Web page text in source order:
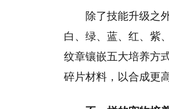
除了技能升级之
白、绿、蓝、红、紫
纹章镶嵌五大培养方
碎片材料，以合成更